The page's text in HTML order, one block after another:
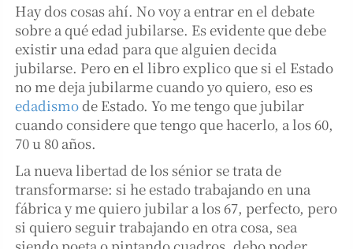
Hay dos cosas ahí. No voy a entrar en el debate
sobre a qué edad jubilarse. Es evidente que debe
existir una edad para que alguien decida
jubilarse. Pero en el libro explico que si el Estado
no me deja jubilarme cuando yo quiero, eso es
edadismode Estado. Yo me tengo que jubilar
cuando considere que tengo que hacerlo, a los 60,
70 u 80 años.
La nueva libertad de los sénior se trata de
transformarse: si he estado trabajando en una
fábrica y me quiero jubilar a los 67, perfecto, pero
si quiero seguir trabajando en otra cosa, sea